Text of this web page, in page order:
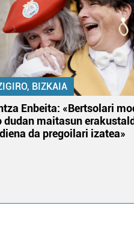
BIZKAIA
Enbeita: «Bertsolari
dudan maitasun
da pregoilari izatea»